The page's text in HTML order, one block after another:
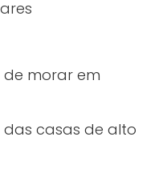
de morar em
das casas de alto